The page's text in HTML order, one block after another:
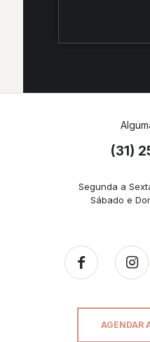
(31)
Segunda a
Sábado e
AGENDAR